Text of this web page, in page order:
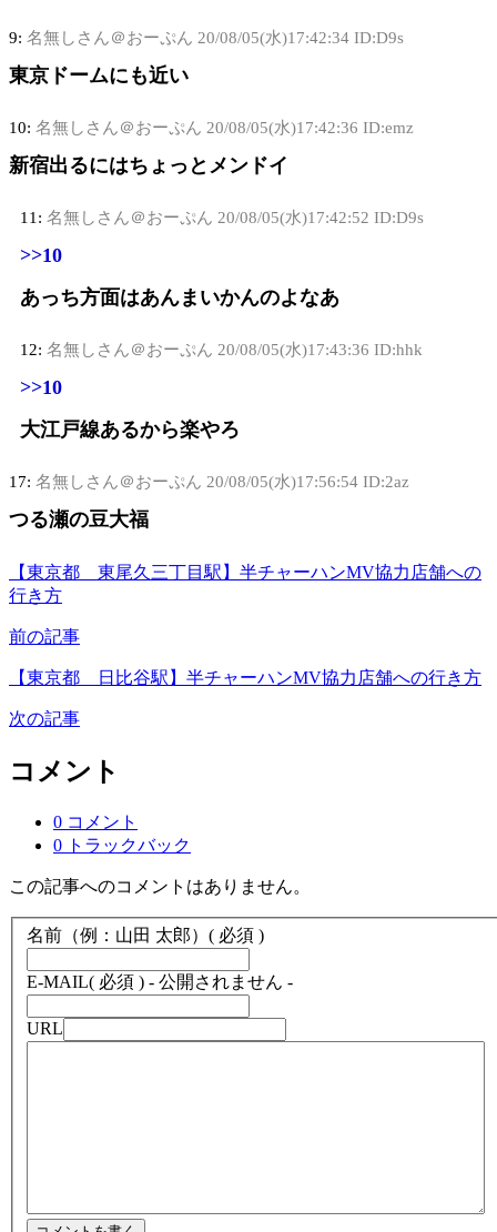
9: 名無しさん＠おーぷん 20/08/05(水)17:42:34 ID:D9s
東京ドームにも近い
10: 名無しさん＠おーぷん 20/08/05(水)17:42:36 ID:emz
新宿出るにはちょっとメンドイ
11: 名無しさん＠おーぷん 20/08/05(水)17:42:52 ID:D9s
>>10
あっち方面はあんまいかんのよなあ
12: 名無しさん＠おーぷん 20/08/05(水)17:43:36 ID:hhk
>>10
大江戸線あるから楽やろ
17: 名無しさん＠おーぷん 20/08/05(水)17:56:54 ID:2az
つる瀬の豆大福
【東京都 東尾久三丁目駅】半チャーハンMV協力店舗への
行き方
前の記事
【東京都 日比谷駅】半チャーハンMV協力店舗への行き方
次の記事
コメント
0 コメント
0 トラックバック
この記事へのコメントはありません。
名前（例：山田 太郎） ( 必須 )
E-MAIL( 必須 ) - 公開されません -
URL